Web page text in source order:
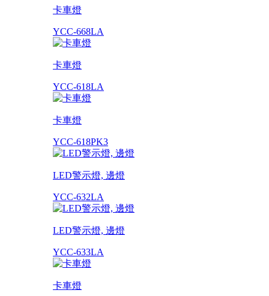
卡車燈
YCC-668LA
卡車燈
YCC-618LA
卡車燈
YCC-618PK3
LED警示燈, 邊燈
YCC-632LA
LED警示燈, 邊燈
YCC-633LA
卡車燈